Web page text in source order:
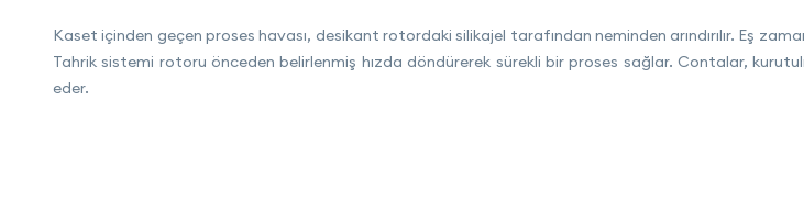
Kaset içinden geçen proses havası, desikant rotordaki silikajel tarafından neminden arındırılır. Eş
Tahrik sistemi rotoru önceden belirlenmiş hızda döndürerek sürekli bir proses sağlar. Contalar,
eder.